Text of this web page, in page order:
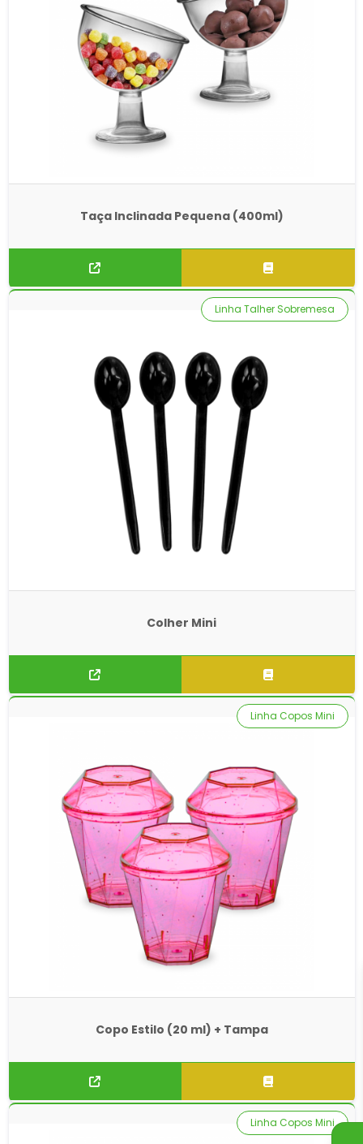
Taça Inclinada Pequena (400ml)
Colher Mini
Linha Talher Sobremesa
Copo Estilo (20 ml) + Tampa
Linha Copos Mini
Linha Copos Mini